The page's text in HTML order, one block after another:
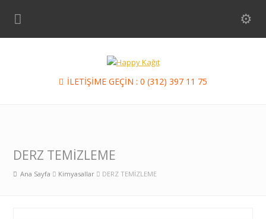
İLETİŞİME GEÇİN : 0 (312) 397 11 75
DERZ TEMİZLEME
Ana Sayfa Kimyasallar DERZ TEMİZLEME